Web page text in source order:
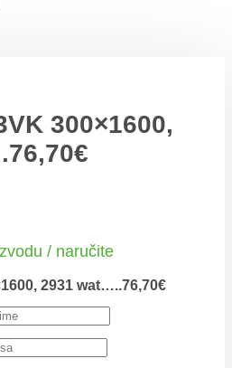
300×1600,
/ naručite
2931 wat…..76,70€